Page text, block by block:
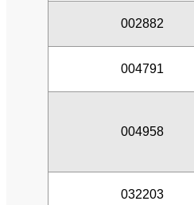
002882
004791
004958
032203